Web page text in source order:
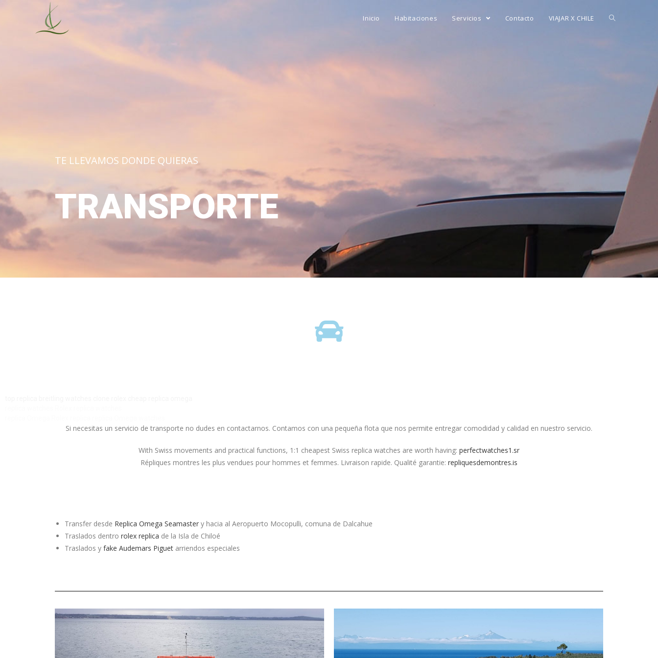
Inicio Habitaciones Servicios Contacto VIAJAR X CHILE
TE LLEVAMOS DONDE QUIERAS
TRANSPORTE
Si necesitas un servicio de transporte no dudes en contactarnos. Contamos con una pequeña flota que nos permite entregar comodidad y calidad en nuestro servicio.
With Swiss movements and practical functions, 1:1 cheapest Swiss replica watches are worth having: perfectwatches1.sr
Répliques montres les plus vendues pour hommes et femmes. Livraison rapide. Qualité garantie: repliquesdemontres.is
Transfer desde Replica Omega Seamaster y hacia al Aeropuerto Mocopulli, comuna de Dalcahue
Traslados dentro rolex replica de la Isla de Chiloé
Traslados y fake Audemars Piguet arriendos especiales